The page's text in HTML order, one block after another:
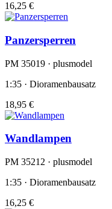
16,25 €
Panzersperren
PM 35019 · plusmodel
1:35 · Dioramenbausatz
18,95 €
Wandlampen
PM 35212 · plusmodel
1:35 · Dioramenbausatz
16,25 €